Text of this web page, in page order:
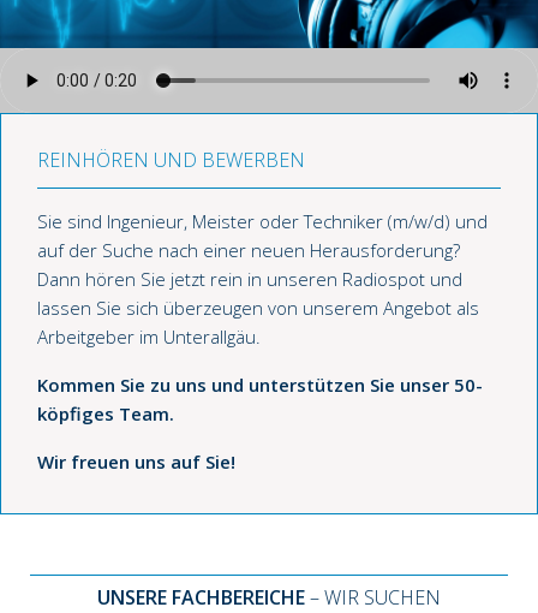
REINHÖREN UND BEWERBEN
Sie sind Ingenieur, Meister oder Techniker (m/w/d) und
auf der Suche nach einer neuen Herausforderung?
Dann hören Sie jetzt rein in unseren Radiospot und
lassen Sie sich überzeugen von unserem Angebot als
Arbeitgeber im Unterallgäu.
Kommen Sie zu uns und unterstützen Sie unser 50-
köpfiges Team.
Wir freuen uns auf Sie!
UNSERE FACHBEREICHE– WIR SUCHEN